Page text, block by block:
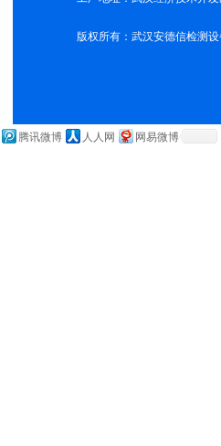
版权所有：武汉安德信检测
腾讯微博 人人网 网易微博